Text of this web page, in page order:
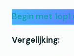
Begin met
Vergelijking: